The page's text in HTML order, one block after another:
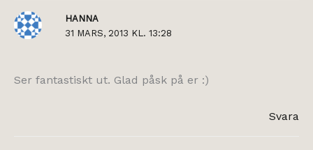
HANNA
31 MARS, 2013 KL. 13:28
Ser fantastiskt ut. Glad påsk på er :)
Svara